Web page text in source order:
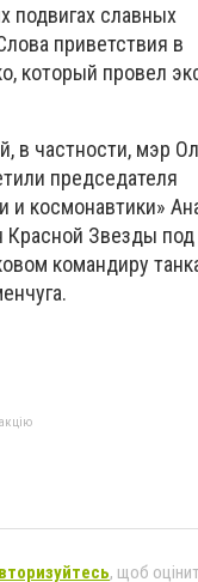
подвигах славных
приветствия в
который провел
в частности, мэр
председателя
и космонавтики»
Красной Звезды под
командиру
, щоб